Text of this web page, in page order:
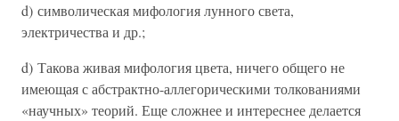
d) символическая мифология лунного света,
электричества и др.;
d) Такова живая мифология цвета, ничего общего не
имеющая с абстрактно-аллегорическими толкованиями
«научных» теорий. Еще сложнее и интереснее делается